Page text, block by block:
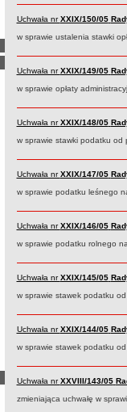
Uchwała nrXXIX/150/05
w sprawie ustalenia stawki
Uchwała nrXXIX/149/05
w sprawie opłaty
Uchwała nrXXIX/148/05
w sprawie stawki podatku od
Uchwała nrXXIX/147/05
w sprawie podatku leśnego
Uchwała nrXXIX/146/05
w sprawie podatku rolnego
Uchwała nrXXIX/145/05
w sprawie stawek podatku
Uchwała nrXXIX/144/05
w sprawie stawek podatku
Uchwała nrXXVIII/143/05
zmieniająca uchwałę w